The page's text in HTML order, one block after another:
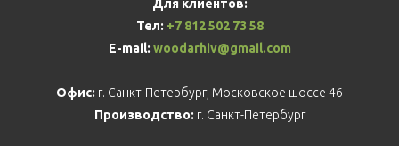
Для клиентов:
Тел: +7 812 502 73 58
E-mail: woodarhiv@gmail.com
Офис: г. Санкт-Петербург, Московское шоссе 46
Производство: г. Санкт-Петербург